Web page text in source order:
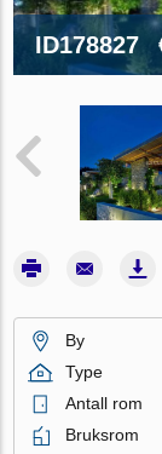
ID178827
By
Type
Antall rom
Bruksrom